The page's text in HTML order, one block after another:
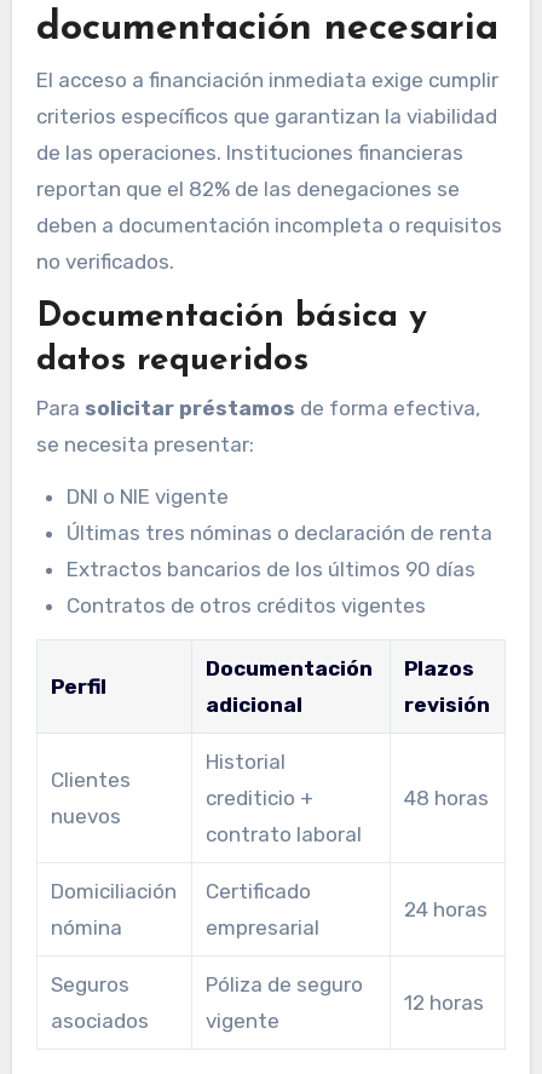
documentación necesaria
El acceso a financiación inmediata exige cumplir
criterios específicos que garantizan la viabilidad
de las operaciones. Instituciones financieras
reportan que el 82% de las denegaciones se
deben a documentación incompleta o requisitos
no verificados.
Documentación básica y
datos requeridos
Para solicitar préstamos de forma efectiva,
se necesita presentar:
DNI o NIE vigente
Últimas tres nóminas o declaración de renta
Extractos bancarios de los últimos 90 días
Contratos de otros créditos vigentes
Perfil
Documentación
adicional
Plazos
revisión
Clientes
nuevos
Historial
crediticio +
contrato laboral
48 horas
Domiciliación
nómina
Certificado
empresarial
24 horas
Seguros
asociados
Póliza de seguro
vigente
12 horas